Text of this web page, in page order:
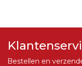
Bestellen en